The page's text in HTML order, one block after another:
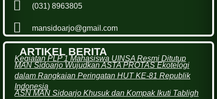
(031) 8963805
mansidoarjo@gmail.com
ARTIKEL BERITA
Kegiatan PLP 1 Mahasiswa UINSA Resmi Ditutup
MAN Sidoarjo Wujudkan ASTA PROTAS Ekotelogi
dalam Rangkaian Peringatan HUT KE-81 Republik
Indonesia
ASN MAN Sidoarjo Khusuk dan Kompak Ikuti Tabligh